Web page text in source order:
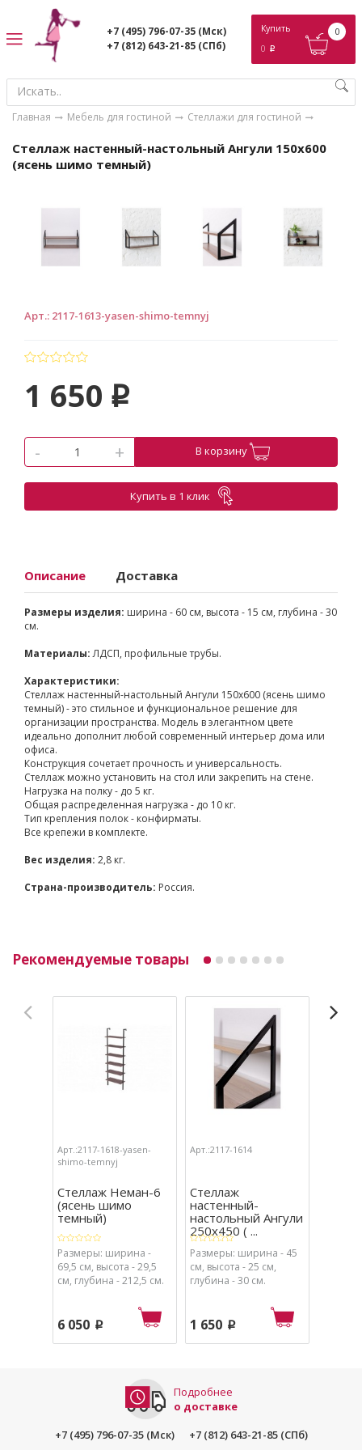
+7 (495) 796-07-35 (Мск)
+7 (812) 643-21-85 (СПб)
Купить
0 p
0
Главная Мебель для гостиной Стеллажи для гостиной
Стеллаж настенный-настольный Ангули 150х600
(ясень шимо темный)
Арт.: 2117-1613-yasen-shimo-temnyj
1 650 p
- + В корзину
Купить в 1 клик
Описание Доставка
Размеры изделия: ширина - 60 см, высота - 15 см, глубина - 30
см.
Материалы:ЛДСП, профильные трубы.
Характеристики:
Стеллаж настенный-настольный Ангули 150х600 (ясень шимо
темный) - это стильное и функциональное решение для
организации пространства. Модель в элегантном цвете
идеально дополнит любой современный интерьер дома или
офиса.
Конструкция сочетает прочность и универсальность.
Стеллаж можно установить на стол или закрепить на стене.
Нагрузка на полку - до 5 кг.
Общая распределенная нагрузка - до 10 кг.
Тип крепления полок - конфирматы.
Все крепежи в комплекте.
Вес изделия: 2,8 кг.
Страна-производитель: Россия.
Рекомендуемые товары
Арт.:2117-1618-yasen-
shimo-temnyj
Стеллаж Неман-6
(ясень шимо
темный)
Размеры: ширина -
69,5 см, высота - 29,5
см, глубина - 212,5 см.
6 050 p
Арт.:2117-1614
Стеллаж
настенный-
настольный Ангули
250х450 ( ...
Размеры: ширина - 45
см, высота - 25 см,
глубина - 30 см.
1 650 p
Подробнее
о доставке
+7 (495) 796-07-35 (Мск)
+7 (812) 643-21-85 (СПб)